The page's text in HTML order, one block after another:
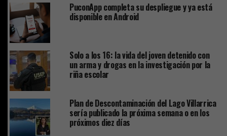
PuconApp completa su despliegue y ya está
disponible en Android
Solo a los 16: la vida del joven detenido con
un arma y drogas en la investigación por la
riña escolar
Plan de Descontaminación del Lago Villarrica
sería publicado la próxima semana o en los
próximos diez días